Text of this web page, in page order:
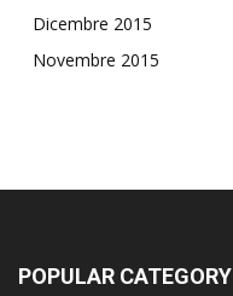
Dicembre 2015
Novembre 2015
POPULAR CATEGORY